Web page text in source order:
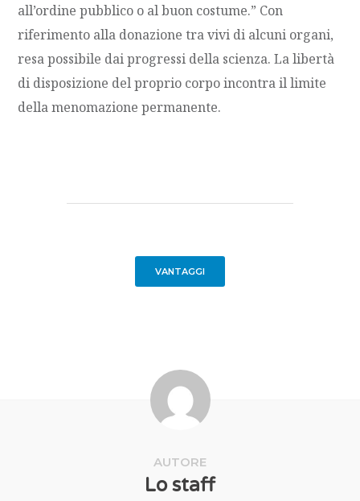
all’ordine pubblico o al buon costume.” Con
riferimento alla donazione tra vivi di alcuni organi,
resa possibile dai progressi della scienza. La libertà
di disposizione del proprio corpo incontra il limite
della menomazione permanente.
VANTAGGI
AUTORE
Lo staff